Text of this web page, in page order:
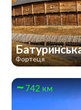
Фортеця
742 км